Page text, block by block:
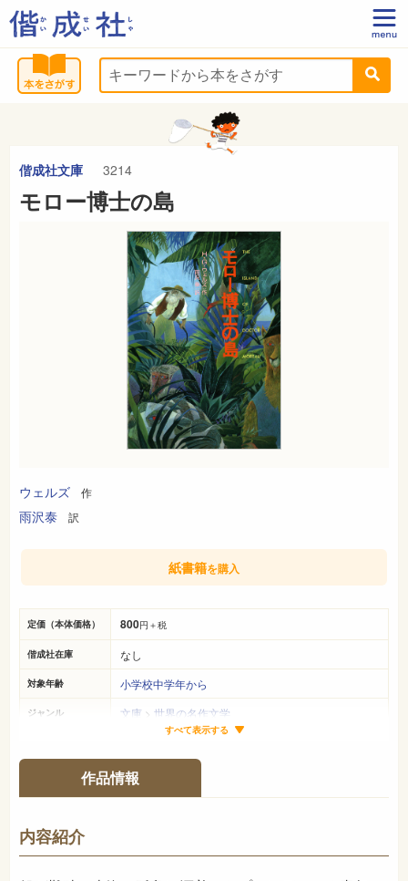
偕成社文庫 3214
モロー博士の島
ウェルズ 作
雨沢泰 訳
定価（本体価格） 800円＋税
偕成社在庫 なし
対象年齢 小学校中学年から
ジャンル 文庫 > 世界の名作文学
-ページ
ISBN 978-4-03-652140-1
NDC
発売日 1996年8月
すべて表示する
紙書籍を購入
作品情報
内容紹介